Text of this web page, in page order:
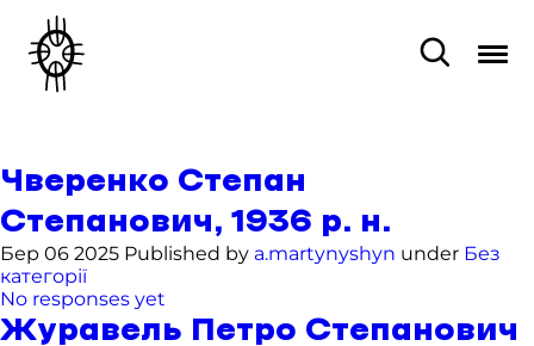
Чверенко Степан
Степанович, 1936 р. н.
Бер 06 2025 Published by a.martynyshyn under Без
категорії
No responses yet
Журавель Петро Степанович